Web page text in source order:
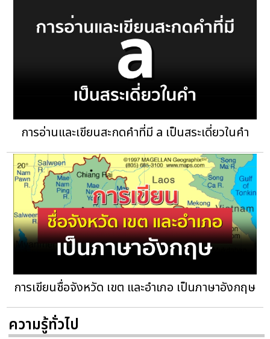
การอ่านและเขียนสะกดคำที่มี a เป็นสระเดี่ยวในคำ
การเขียนชื่อจังหวัด เขต และอำเภอ เป็นภาษาอังกฤษ
ความรู้ทั่วไป